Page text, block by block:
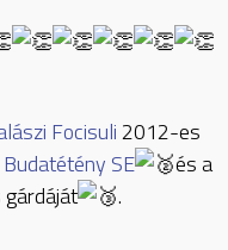
Focisuli2012-es
Budatétény SE
és a
.